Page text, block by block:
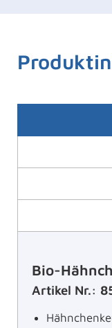
Bio-
Artikel Nr.: